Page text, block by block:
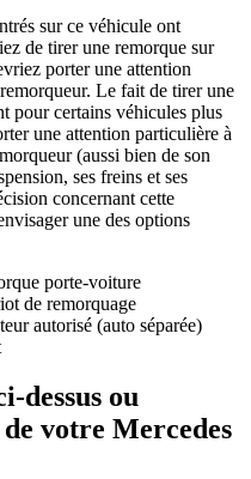
sur ce véhicule ont
de tirer une remorque sur
porter une attention
Le fait de tirer une
pour certains véhicules plus
une attention particulière à
(aussi bien de son
ses freins et ses
concernant cette
une des options
porte-voiture
de remorquage
autorisé (auto séparée)
dessus ou
votre Mercedes